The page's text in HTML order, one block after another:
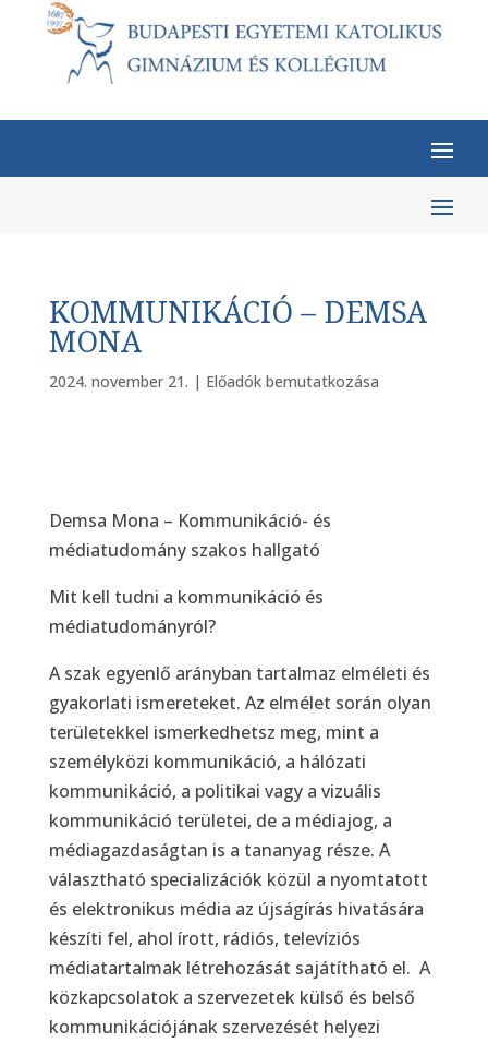
KOMMUNIKÁCIÓ – DEMSA
MONA
2024. november 21. | Előadók bemutatkozása
Demsa Mona – Kommunikáció- és
médiatudomány szakos hallgató
Mit kell tudni a kommunikáció és
médiatudományról?
A szak egyenlő arányban tartalmaz elméleti és
gyakorlati ismereteket. Az elmélet során olyan
területekkel ismerkedhetsz meg, mint a
személyközi kommunikáció, a hálózati
kommunikáció, a politikai vagy a vizuális
kommunikáció területei, de a médiajog, a
médiagazdaságtan is a tananyag része. A
választható specializációk közül a nyomtatott
és elektronikus média az újságírás hivatására
készíti fel, ahol írott, rádiós, televíziós
médiatartalmak létrehozását sajátítható el. A
közkapcsolatok a szervezetek külső és belső
kommunikációjának szervezését helyezi